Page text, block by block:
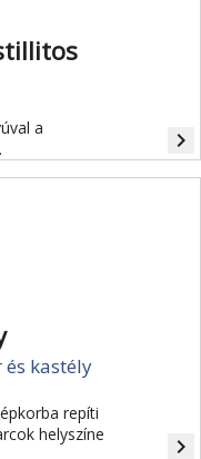
a
navigate_next
és kastély
repíti
helyszíne
navigate_next